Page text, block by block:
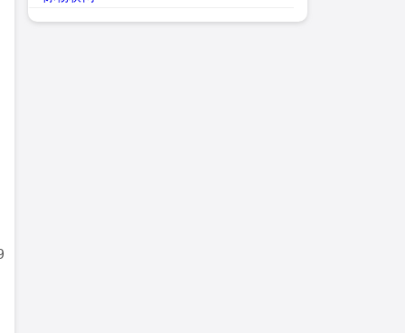
ready at  Thu, 6 Aug 2015 11:10:17 +0800  //服